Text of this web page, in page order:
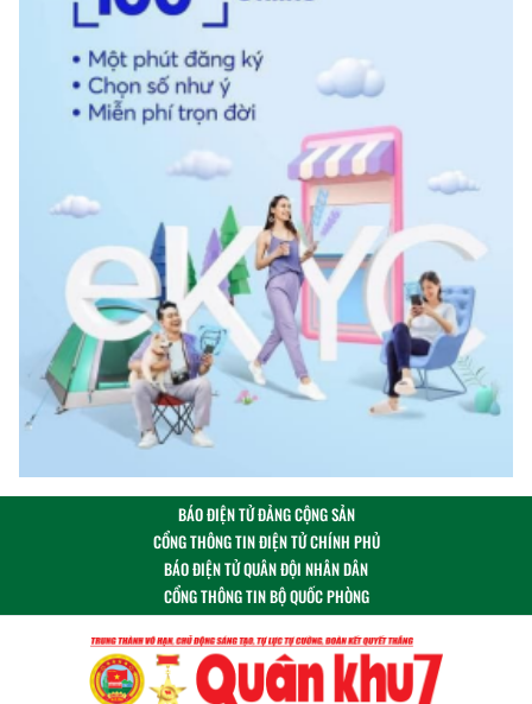
BÁO ĐIỆN TỬ ĐẢNG CỘNG SẢN
CỔNG THÔNG TIN ĐIỆN TỬ CHÍNH PHỦ
BÁO ĐIỆN TỬ QUÂN ĐỘI NHÂN DÂN
CỔNG THÔNG TIN BỘ QUỐC PHÒNG